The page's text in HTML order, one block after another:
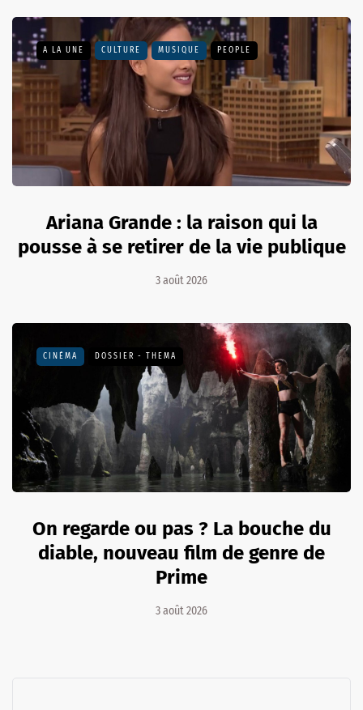
A LA UNE CULTURE MUSIQUE PEOPLE
Ariana Grande : la raison qui la
pousse à se retirer de la vie publique
3 août 2026
CINÉMA DOSSIER - THEMA
On regarde ou pas ? La bouche du
diable, nouveau film de genre de
Prime
3 août 2026